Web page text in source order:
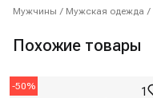
Мужчины / Мужская одежда /
Похожие товары
-50% 1